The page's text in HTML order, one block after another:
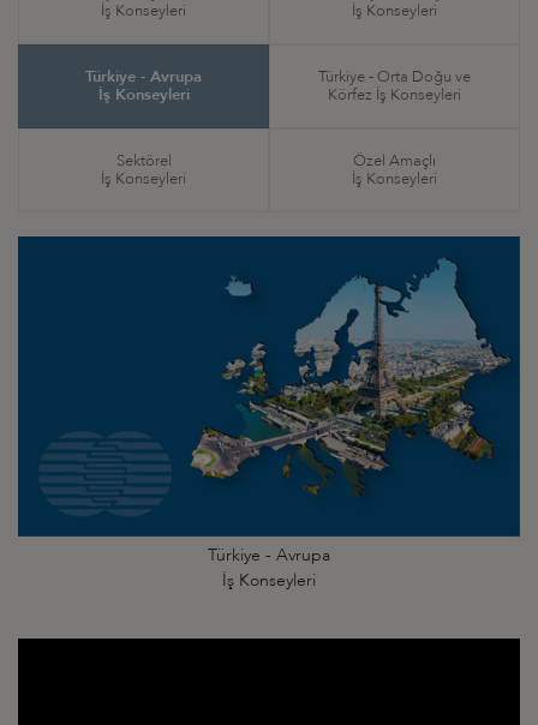
İş Konseyleri
İş Konseyleri
Türkiye - Avrupa
İş Konseyleri
Türkiye - Orta Doğu ve
Körfez İş Konseyleri
Sektörel
İş Konseyleri
Özel Amaçlı
İş Konseyleri
Türkiye - Avrupa
İş Konseyleri